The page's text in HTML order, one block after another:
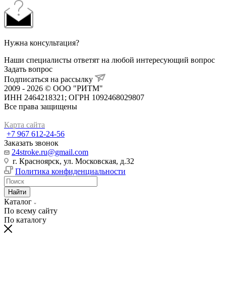
Нужна консультация?
Наши специалисты ответят на любой интересующий вопрос
Задать вопрос
Подписаться на рассылку
2009 - 2026 © ООО "РИТМ"
ИНН 2464218321; ОГРН 1092468029807
Все права защищены
Карта сайта
+7 967 612-24-56
Заказать звонок
24stroke.ru@gmail.com
г. Красноярск, ул. Московская, д.32
Политика конфиденциальности
Найти
Каталог
По всему сайту
По каталогу